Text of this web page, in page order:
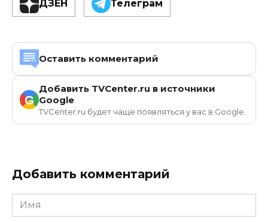
ДЗЕН Телеграм
Оставить комментарий
G
Добавить TVCenter.ru в источники
Google
TVCenter.ru будет чаще появляться у вас в Google.
Добавить комментарий
Имя